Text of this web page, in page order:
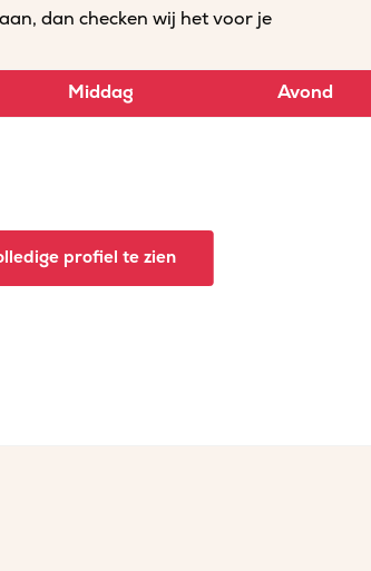
dan checken wij het voor je
Middag Avond
profiel te zien